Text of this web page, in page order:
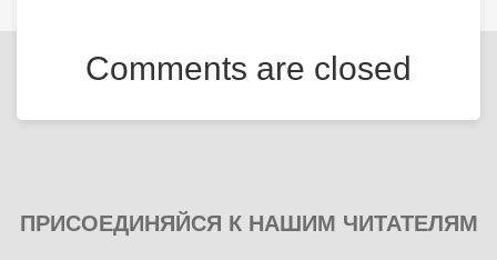
Comments are closed
ПРИСОЕДИНЯЙСЯ К НАШИМ ЧИТАТЕЛЯМ